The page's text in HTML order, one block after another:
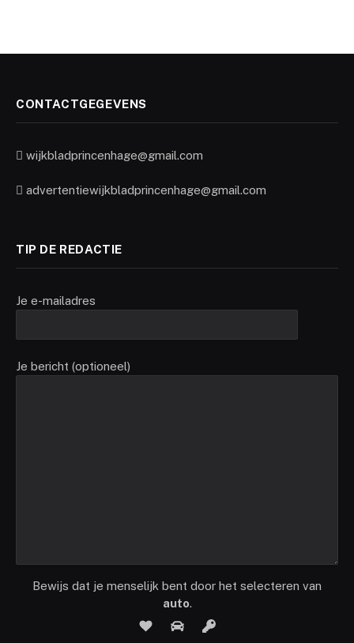
CONTACTGEGEVENS
wijkbladprincenhage@gmail.com
advertentiewijkbladprincenhage@gmail.com
TIP DE REDACTIE
Je e-mailadres
Je bericht (optioneel)
Bewijs dat je menselijk bent door het selecteren van
auto.